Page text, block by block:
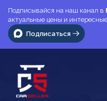
Подписывайся на наш канал в
актуальные цены и
Подписаться